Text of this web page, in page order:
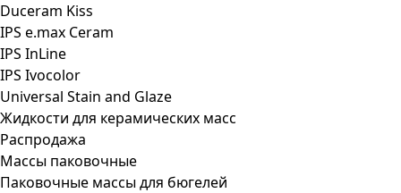
Duceram Kiss
IPS e.max Ceram
IPS InLine
IPS Ivocolor
Universal Stain and Glaze
Жидкости для керамических масс
Распродажа
Массы паковочные
Паковочные массы для бюгелей